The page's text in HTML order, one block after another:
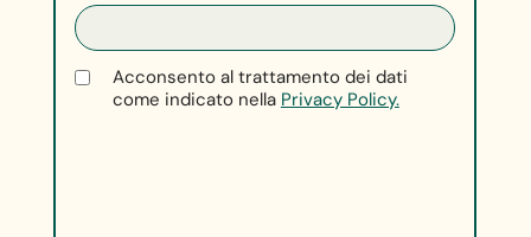
Acconsento al trattamento dei dati
come indicato nella Privacy Policy.